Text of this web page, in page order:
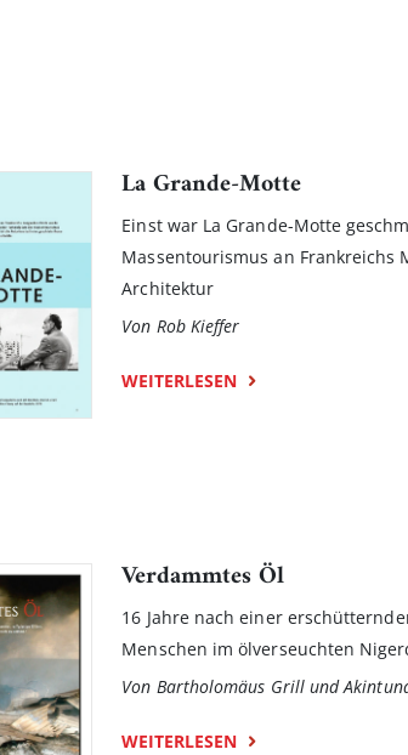
La Grande-Motte
Einst war La Grande-Motte
Massentourismus an Frankreichs
Architektur
Von Rob Kieffer
WEITERLESEN
Verdammtes Öl
16 Jahre nach einer
Menschen im ölverseuchten
Von Bartholomäus Grill und
WEITERLESEN